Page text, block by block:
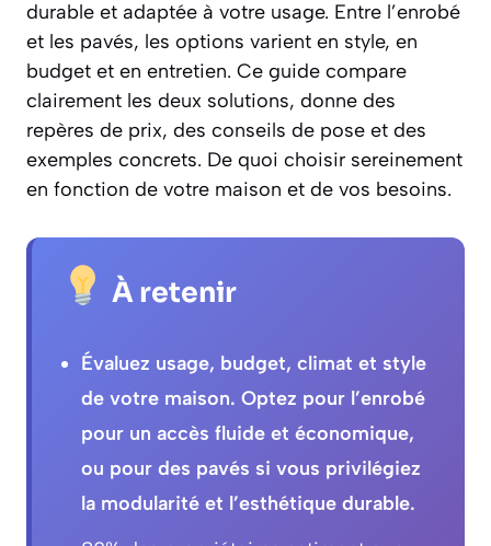
durable et adaptée à votre usage. Entre l’enrobé
et les pavés, les options varient en style, en
budget et en entretien. Ce guide compare
clairement les deux solutions, donne des
repères de prix, des conseils de pose et des
exemples concrets. De quoi choisir sereinement
en fonction de votre maison et de vos besoins.
À retenir
Évaluez usage, budget, climat et style
de votre maison. Optez pour l’enrobé
pour un accès fluide et économique,
ou pour des pavés si vous privilégiez
la modularité et l’esthétique durable.